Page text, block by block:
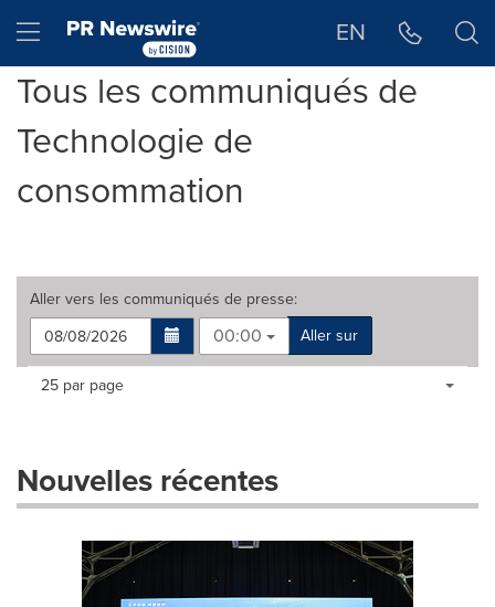
Hamburger menu EN
Tous les communiqués de
Technologie de
consommation
Aller vers les communiqués de presse:
00:00
Aller sur
Making
dropdown
will
Items per page:
25 par page
Nouvelles récentes